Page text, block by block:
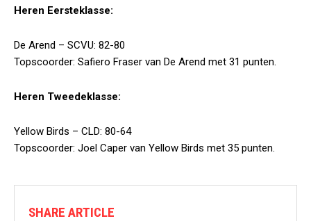
Heren Eersteklasse:
De Arend – SCVU: 82-80
Topscoorder: Safiero Fraser van De Arend met 31 punten.
Heren Tweedeklasse:
Yellow Birds – CLD: 80-64
Topscoorder: Joel Caper van Yellow Birds met 35 punten.
SHARE ARTICLE